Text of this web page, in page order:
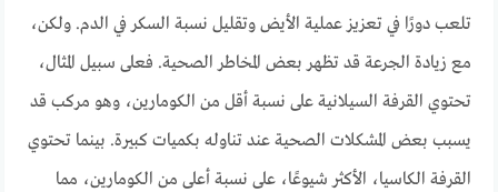
تلعب دورًا في تعزيز عملية الأيض وتقليل نسبة السكر في الدم. ولكن،
مع زيادة الجرعة قد تظهر بعض المخاطر الصحية. فعلى سبيل المثال،
تحتوي القرفة السيلانية على نسبة أقل من الكومارين، وهو مركب قد
يسبب بعض المشكلات الصحية عند تناوله بكميات كبيرة. بينما تحتوي
القرفة الكاسيا، الأكثر شيوعًا، على نسبة أعلى من الكومارين، مما